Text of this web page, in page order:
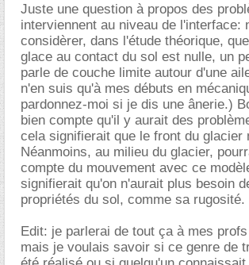
Juste une question à propos des
interviennent au niveau de l'interface:
considèrer, dans l'étude théorique,
glace au contact du sol est nulle, un
parle de couche limite autour d'une
n'en suis qu'à mes débuts en
pardonnez-moi si je dis une ânerie.)
bien compte qu'il y aurait des
cela signifierait que le front du glacier
Néanmoins, au milieu du glacier,
compte du mouvement avec ce
signifierait qu'on n'aurait plus besoin
propriétés du sol, comme sa rugosité.
Edit: je parlerai de tout ça à mes
mais je voulais savoir si ce genre de